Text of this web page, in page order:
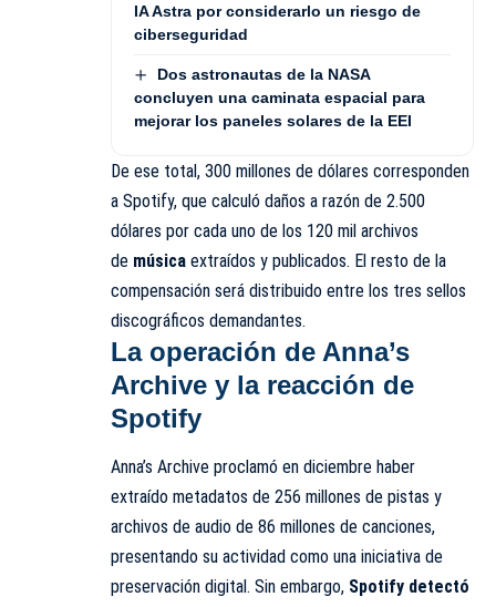
IA Astra por considerarlo un riesgo de
ciberseguridad
Dos astronautas de la NASA
concluyen una caminata espacial para
mejorar los paneles solares de la EEI
De ese total, 300 millones de dólares corresponden
a Spotify, que calculó daños a razón de 2.500
dólares por cada uno de los 120 mil archivos
de música extraídos y publicados. El resto de la
compensación será distribuido entre los tres sellos
discográficos demandantes.
La operación de Anna’s
Archive y la reacción de
Spotify
Anna’s Archive proclamó en diciembre haber
extraído metadatos de 256 millones de pistas y
archivos de audio de 86 millones de canciones,
presentando su actividad como una iniciativa de
preservación digital. Sin embargo, Spotify detectó